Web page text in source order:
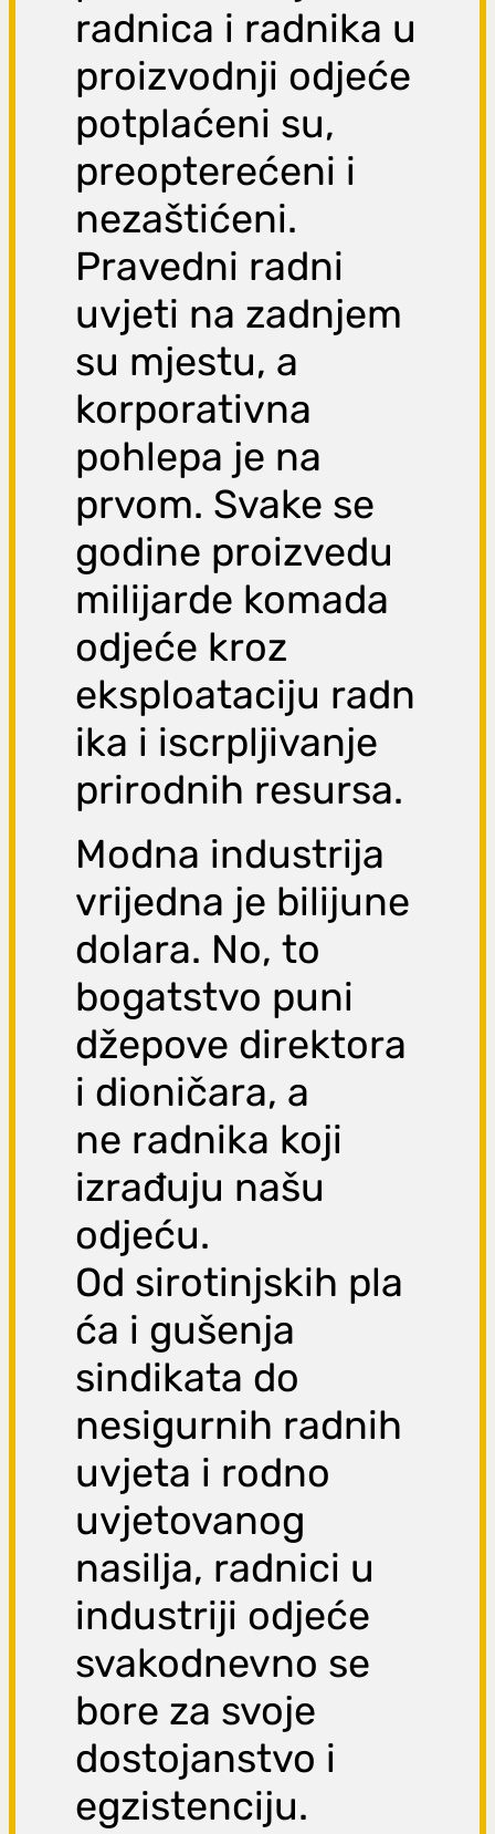
radnica i radnika u
proizvodnji odjeće
potplaćeni su,
preopterećeni i
nezaštićeni.
Pravedni radni
uvjeti na zadnjem
su mjestu, a
korporativna
pohlepa je na
prvom. Svake se
godine proizvedu
milijarde komada
odjeće kroz
eksploataciju radn
ika i iscrpljivanje
prirodnih resursa.
Modna industrija
vrijedna je bilijune
dolara. No, to
bogatstvo puni
džepove direktora
i dioničara, a
ne radnika koji
izrađuju našu
odjeću.
Od sirotinjskih pla
ća i gušenja
sindikata do
nesigurnih radnih
uvjeta i rodno
uvjetovanog
nasilja, radnici u
industriji odjeće
svakodnevno se
bore za svoje
dostojanstvo i
egzistenciju.